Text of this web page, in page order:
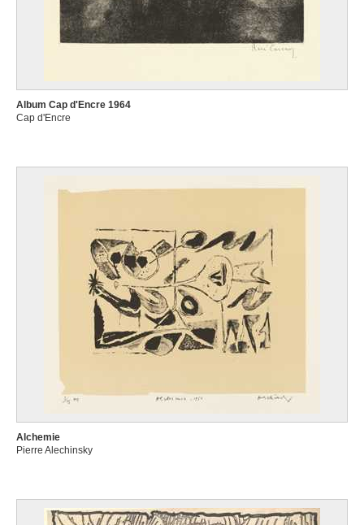
Album Cap d'Encre 1964
Cap d'Encre
Alchemie
Pierre Alechinsky